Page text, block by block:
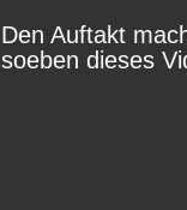
Den Auftakt
soeben dieses